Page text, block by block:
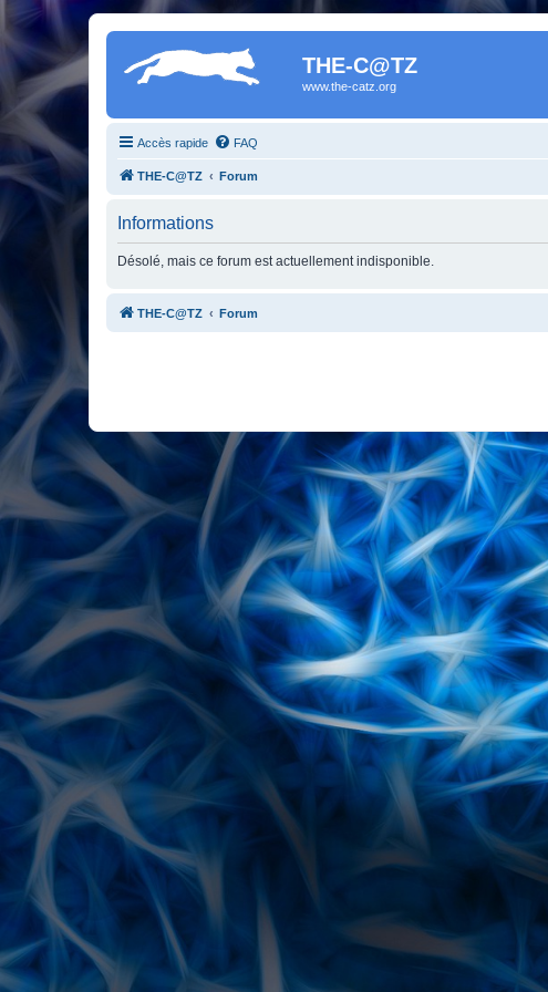
THE-C@TZ
www.the-catz.org
Accès rapide FAQ
THE-C@TZ Forum
Informations
Désolé, mais ce forum est actuellement indisponible.
THE-C@TZ Forum